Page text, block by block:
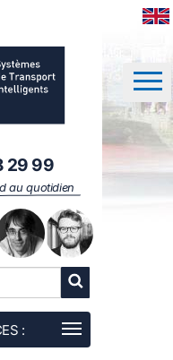
29 99
au quotidien